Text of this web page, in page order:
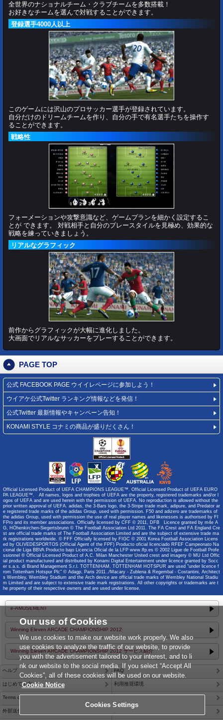
全世界のナショナルチーム・クラブチームを多数搭載！
お好きなチームを選んで対戦することができます。
登録選手4000人以上
このゲームには沢山のプロサッカー選手が登録されています。
自分だけのドリームチームを作り、自分の手で有名選手たちを操作す
ることができます。
戦略性
フォーメーションや攻撃意識など、ゲームプランを細かく設定するこ
とが できます。 対戦相手と自分のプレースタイルを見極め、効果的な
戦略を練っていきましょう。
リアルなグラフィック
前作からグラフィックが大幅に進化しました。
大画面でリアルなサッカーをプレーすることができます。
PAGE TOP
公式 FACEBOOK PAGE ウイイレページに参加しよう！
ウイアケ公式Twitter ランキング情報などを発信！
公式Twitter 最新情報やキャンペーン告知！
KONAMI STYLE コナミの商品が盛りだくさん！
Official Licensed Product of UEFA CHAMPIONS LEAGUE™. Official Licensed Product of UEFA EURO
PA LEAGUE™. All names, logos and trophies of UEFA are the property, registered trademarks and/or l
ogos of UEFA and are used herein with the permission of UEFA. No reproduction is allowed without the
prior written approval of UEFA. adidas, the 3-Bars logo, the 3-Stripe trade mark, adipure, and Predator ar
e registered trade marks of the adidas Group, used with permission. F50 and adizero are trademarks of
the adidas Group, used with permission the use of real player names and likenesses is authorised by FI
FPro and its member associations. Officially licensed by CFF © 2011, DFB Licence granted by m4e A
G, HÖhenkirchen-Siegertsbrunn © The Football Association Ltd 2011. The FA Crest and FA England Cre
st are official trade marks of The Football Association Limited and are the subject of extensive trade ma
rk registrations worldwide. © FFF Officially licensed by FIGC © 2001 Korea Football Association Licens
ed by OLIVEDESPORTOS (Official Agent of the FPF) Producto oficial licenciado RFEF Campeonato Na
cional de Liga BBVA Producto bajo Licencia Oficial de la LFP www.lfp.es © 2002 Ligue de Football Profe
ssionnel ® Official Licensed Product of A.C. Milan Manchester United crest and imagery © MU Ltd Offic
ial product manufactured and distributed by Konami Digital Entertainment under licence granted by Socc
er s.a.s. di Brand Management S.r.l. TOTTENHAM, TOTTENHAM HOTSPUR are used "under licence f
rom Tottenham Hotspur Plc" © Adagp, Paris 2011../Macary - Zublena & Regembal - Costantini, Architect
s Wembley, Wembley Stadium and the Arch device are official trade marks of Wembley National Stadiu
m Limited and are subject to extensive trade mark registrations. All other copyrights or trademarks are t
he property of their respective owners and are used under license.
e-AMUSEMENT
Winning Eleven ARCADE CHAMPIONSHIP 2012
Winning Eleven ARCADE CHAMPIONSHIP 2012 サービス紹介
ヘルプ FAQ
はじめての方 利用推奨環境
Terms of Service
外部送信について
Our use of Cookies
We use cookies to make our website work properly. We also
use cookies to analyze the traffic of our website, to provide
you with the advertisement tailored to your interest, and to li
nk our website to the social media. If you select “Accept All
Cookies”, all of these cookies will be used on our website.
Cookie Notice
Cookies Settings